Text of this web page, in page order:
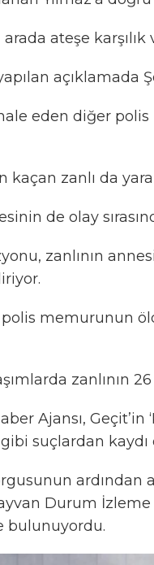
arada ateşe
açıklamada
eden diğer
kaçan zanlı da
de olay
zanlının
polis memurunun
zanlının
Ajansı, Geçit’in
gibi suçlardan
ardından
Durum
bulunuyordu.